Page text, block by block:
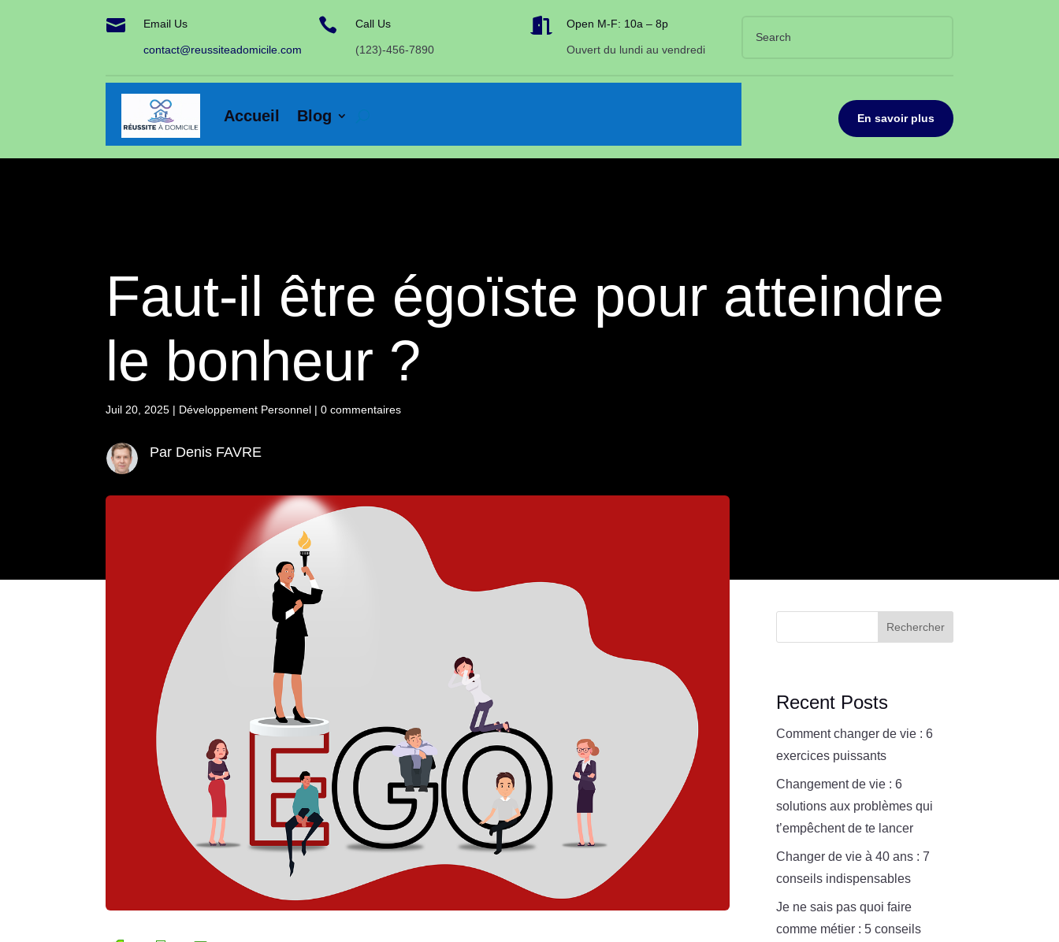
 Email Us
contact@reussiteadomicile.com
 Call Us
(123)-456-7890
 Open M-F: 10a – 8p
Ouvert du lundi au vendredi
Accueil Blog En savoir plus
Faut-il être égoïste pour atteindre
le bonheur ?
Juil 20, 2025 | Développement Personnel |0 commentaires
Par Denis FAVRE
Rechercher
Recent Posts
Comment changer de vie : 6
exercices puissants
Changement de vie : 6
solutions aux problèmes qui
t’empêchent de te lancer
Changer de vie à 40 ans : 7
conseils indispensables
Je ne sais pas quoi faire
comme métier : 5 conseils